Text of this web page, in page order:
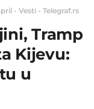
- Vesti - Telegraf.rs
Tramp
Kijevu:
u